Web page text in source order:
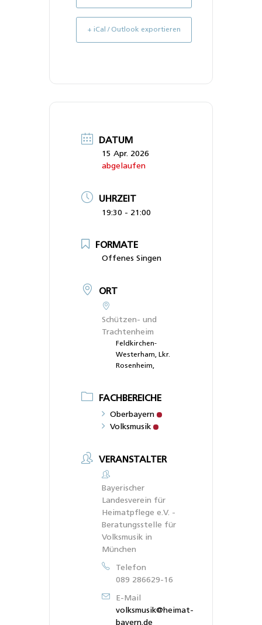
+ iCal / Outlook exportieren
DATUM
15 Apr. 2026
abgelaufen
UHRZEIT
19:30 - 21:00
FORMATE
Offenes Singen
ORT
Schützen- und
Trachtenheim
Feldkirchen-
Westerham, Lkr.
Rosenheim,
FACHBEREICHE
Oberbayern
Volksmusik
VERANSTALTER
Bayerischer
Landesverein für
Heimatpflege e.V. -
Beratungsstelle für
Volksmusik in
München
Telefon
089 286629-16
E-Mail
volksmusik@heimat-
bayern.de